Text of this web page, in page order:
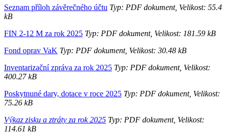
Seznam příloh závěrečného účtu Typ: PDF dokument, Velikost: 55.4
kB
FIN 2-12 M za rok 2025 Typ: PDF dokument, Velikost: 181.59 kB
Fond oprav VaK Typ: PDF dokument, Velikost: 30.48 kB
Inventarizační zpráva za rok 2025 Typ: PDF dokument, Velikost:
400.27 kB
Poskytnuné dary, dotace v roce 2025 Typ: PDF dokument, Velikost:
75.26 kB
Výkaz zisku a ztráty za rok 2025 Typ: PDF dokument, Velikost:
114.61 kB